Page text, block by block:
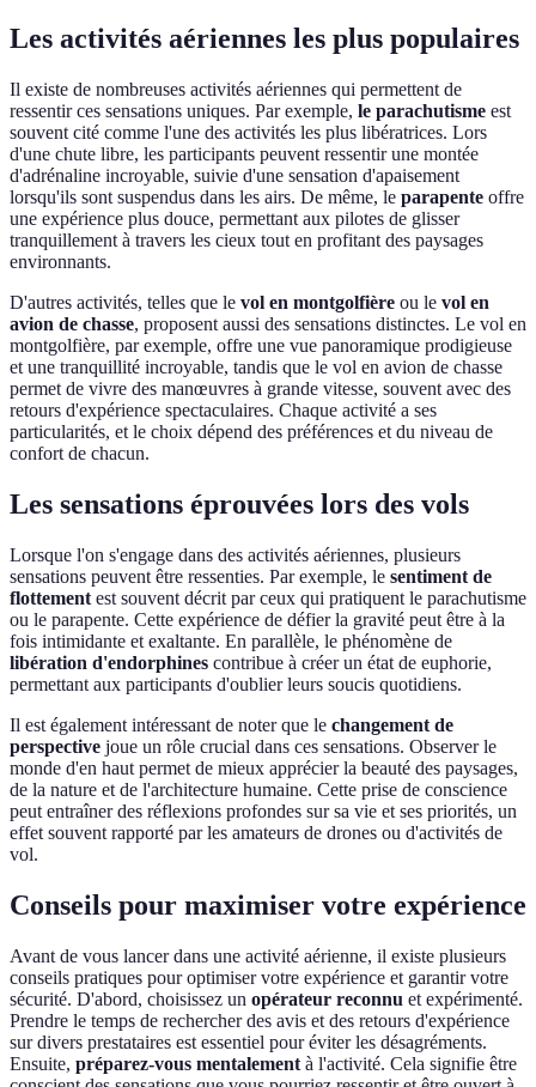
Les activités aériennes les plus populaires
Il existe de nombreuses activités aériennes qui permettent de
ressentir ces sensations uniques. Par exemple, le parachutisme est
souvent cité comme l'une des activités les plus libératrices. Lors
d'une chute libre, les participants peuvent ressentir une montée
d'adrénaline incroyable, suivie d'une sensation d'apaisement
lorsqu'ils sont suspendus dans les airs. De même, le parapente offre
une expérience plus douce, permettant aux pilotes de glisser
tranquillement à travers les cieux tout en profitant des paysages
environnants.
D'autres activités, telles que le vol en montgolfière ou le vol en
avion de chasse, proposent aussi des sensations distinctes. Le vol en
montgolfière, par exemple, offre une vue panoramique prodigieuse
et une tranquillité incroyable, tandis que le vol en avion de chasse
permet de vivre des manœuvres à grande vitesse, souvent avec des
retours d'expérience spectaculaires. Chaque activité a ses
particularités, et le choix dépend des préférences et du niveau de
confort de chacun.
Les sensations éprouvées lors des vols
Lorsque l'on s'engage dans des activités aériennes, plusieurs
sensations peuvent être ressenties. Par exemple, le sentiment de
flottement est souvent décrit par ceux qui pratiquent le parachutisme
ou le parapente. Cette expérience de défier la gravité peut être à la
fois intimidante et exaltante. En parallèle, le phénomène de
libération d'endorphines contribue à créer un état de euphorie,
permettant aux participants d'oublier leurs soucis quotidiens.
Il est également intéressant de noter que le changement de
perspective joue un rôle crucial dans ces sensations. Observer le
monde d'en haut permet de mieux apprécier la beauté des paysages,
de la nature et de l'architecture humaine. Cette prise de conscience
peut entraîner des réflexions profondes sur sa vie et ses priorités, un
effet souvent rapporté par les amateurs de drones ou d'activités de
vol.
Conseils pour maximiser votre expérience
Avant de vous lancer dans une activité aérienne, il existe plusieurs
conseils pratiques pour optimiser votre expérience et garantir votre
sécurité. D'abord, choisissez un opérateur reconnu et expérimenté.
Prendre le temps de rechercher des avis et des retours d'expérience
sur divers prestataires est essentiel pour éviter les désagréments.
Ensuite, préparez-vous mentalement à l'activité. Cela signifie être